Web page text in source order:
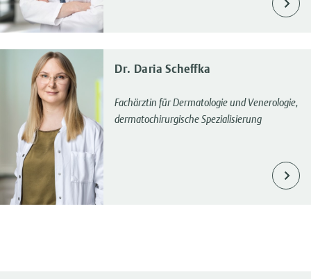
Dr. Daria Scheffka
Fachärztin für Dermatologie und Venerologie,
dermatochirurgische Spezialisierung